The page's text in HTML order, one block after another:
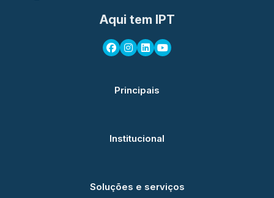
Aqui tem IPT
Principais
Institucional
Soluções e serviços